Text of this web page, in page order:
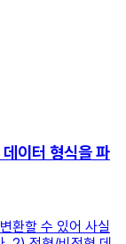
이터 형식을 파
환할 수 있어 사실